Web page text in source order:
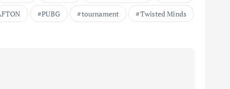
PUBG tournament Twisted Minds